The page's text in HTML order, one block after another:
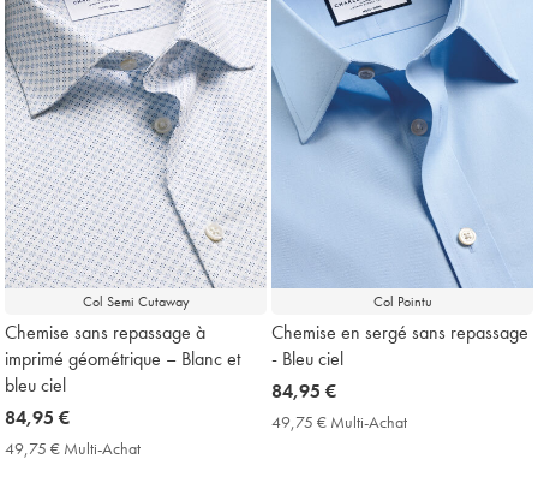
Col Semi Cutaway
Chemise sans repassage à
imprimé géométrique – Blanc et
bleu ciel
now
84,95
84,95 €
49,75 € Multi-Achat
Col Pointu
Chemise en sergé sans repassage
- Bleu ciel
now
84,95
84,95 €
49,75 € Multi-Achat